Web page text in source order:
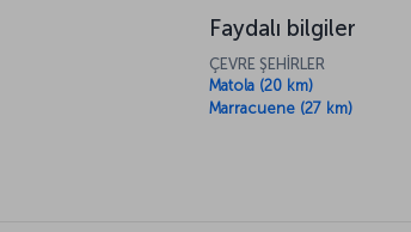
Faydalı bilgiler
ÇEVRE ŞEHİRLER
Matola (20 km)
Marracuene (27 km)